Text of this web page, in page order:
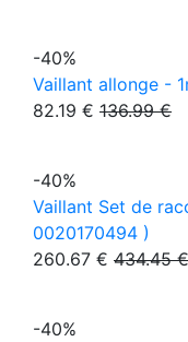
-40%
Vaillant allonge -
82.19 € 136.99 €
-40%
Vaillant Set de
0020170494 )
260.67 € 434.45 €
-40%